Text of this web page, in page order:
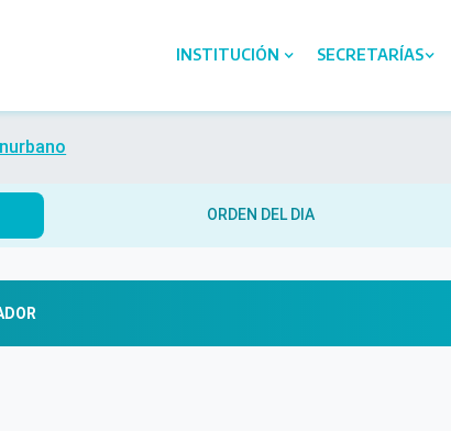
INSTITUCIÓN SECRETARÍAS
ORDEN DEL DIA